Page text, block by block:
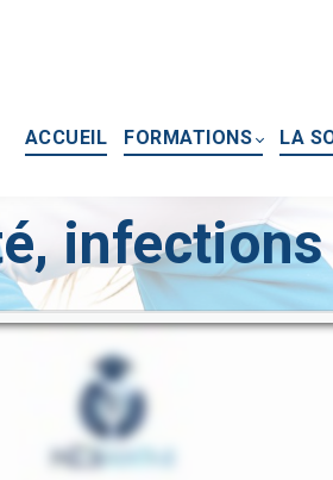
ACCUEIL FORMATIONS LA